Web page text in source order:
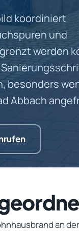
koordiniert
und
werden
Abbach
an